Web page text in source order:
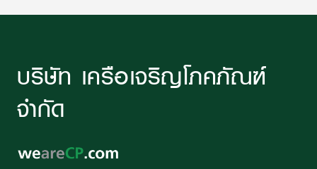
บริษัท เครือเจริญโภคภัณฑ์
จำกัด